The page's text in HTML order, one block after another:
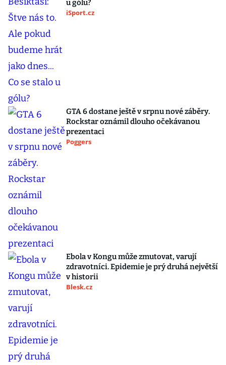
u gólu?
iSport.cz
GTA 6 dostane ještě v srpnu nové záběry.
Rockstar oznámil dlouho očekávanou
prezentaci
Poggers
Ebola v Kongu může zmutovat, varují
zdravotníci. Epidemie je prý druhá největší
v historii
Blesk.cz